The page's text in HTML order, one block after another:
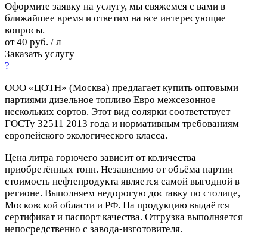
Оформите заявку на услугу, мы свяжемся с вами в
ближайшее время и ответим на все интересующие
вопросы.
от 40 руб. / л
Заказать услугу
?
ООО «ЦОТН» (Москва) предлагает купить оптовыми
партиями дизельное топливо Евро межсезонное
нескольких сортов. Этот вид солярки соответствует
ГОСТу 32511 2013 года и нормативным требованиям
европейского экологического класса.
Цена литра горючего зависит от количества
приобретённых тонн. Независимо от объёма партии
стоимость нефтепродукта является самой выгодной в
регионе. Выполняем недорогую доставку по столице,
Московской области и РФ. На продукцию выдаётся
сертификат и паспорт качества. Отгрузка выполняется
непосредственно с завода-изготовителя.